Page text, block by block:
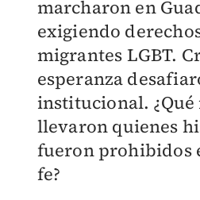
marcharon en
exigiendo
migrantes LGBT.
esperanza
institucional. ¿Qué
llevaron quienes
fueron prohibidos
fe?